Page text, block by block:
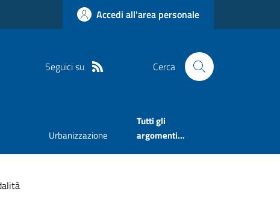
Accedi all'area personale
Seguici su Cerca
Urbanizzazione
Tutti gli
argomenti...